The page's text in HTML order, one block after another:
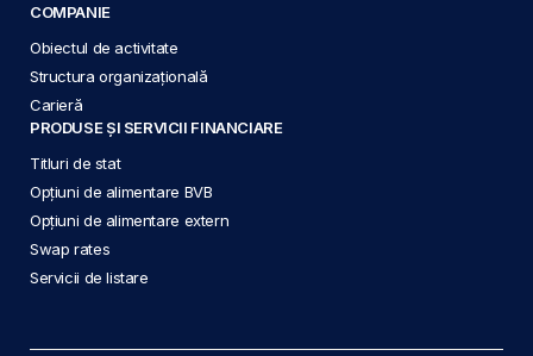
COMPANIE
Obiectul de activitate
Structura organizațională
Carieră
PRODUSE ȘI SERVICII FINANCIARE
Titluri de stat
Opțiuni de alimentare BVB
Opțiuni de alimentare extern
Swap rates
Servicii de listare